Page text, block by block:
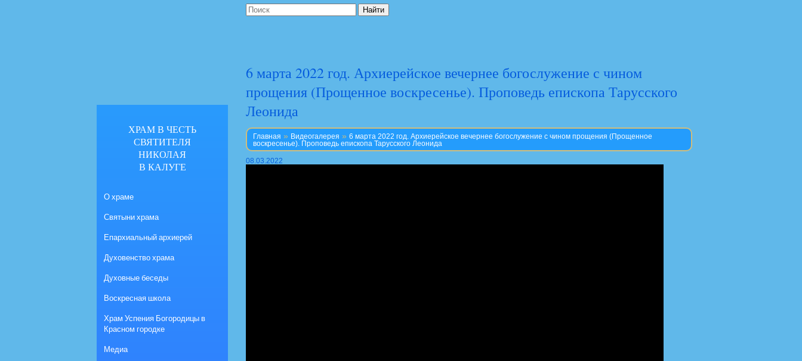
6 марта 2022 год. Архиерейское вечернее богослужение с чином
прощения (Прощенное воскресенье). Проповедь епископа Тарусского
Леонида
Главная » Видеогалерея » 6 марта 2022 год. Архиерейское вечернее богослужение с чином прощения (Прощенное
воскресенье). Проповедь епископа Тарусского Леонида
08.03.2022
ХРАМ В ЧЕСТЬ
СВЯТИТЕЛЯ
НИКОЛАЯ
В КАЛУГЕ
О храме
Святыни храма
Епархиальный архиерей
Духовенство храма
Духовные беседы
Воскресная школа
Храм Успения Богородицы в
Красном городке
Медиа